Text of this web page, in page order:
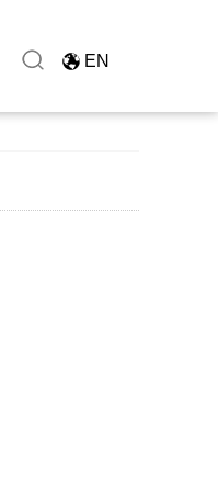
EN